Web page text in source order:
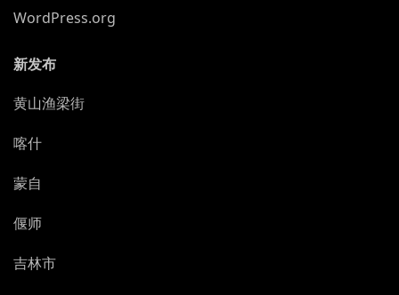
WordPress.org
新发布
黄山渔梁街
喀什
蒙自
偃师
吉林市